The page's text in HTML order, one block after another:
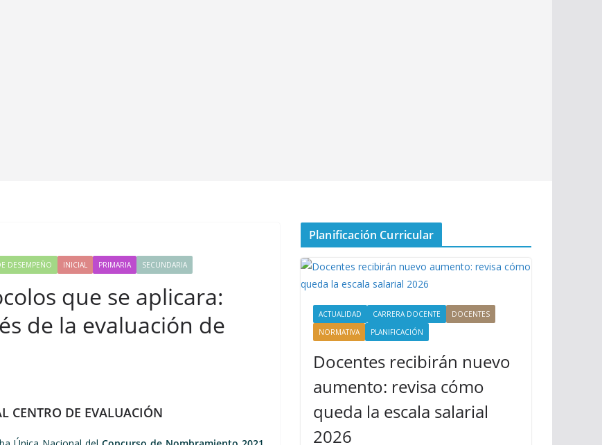
DESEMPEÑO INICIAL PRIMARIA SECUNDARIA
que se aplicara:
de la evaluación de
CENTRO DE EVALUACIÓN
Planificación Curricular
ACTUALIDAD CARRERA DOCENTE
DOCENTES
NORMATIVA
PLANIFICACIÓN
Docentes recibirán nuevo
aumento: revisa cómo
queda la escala salarial
2026